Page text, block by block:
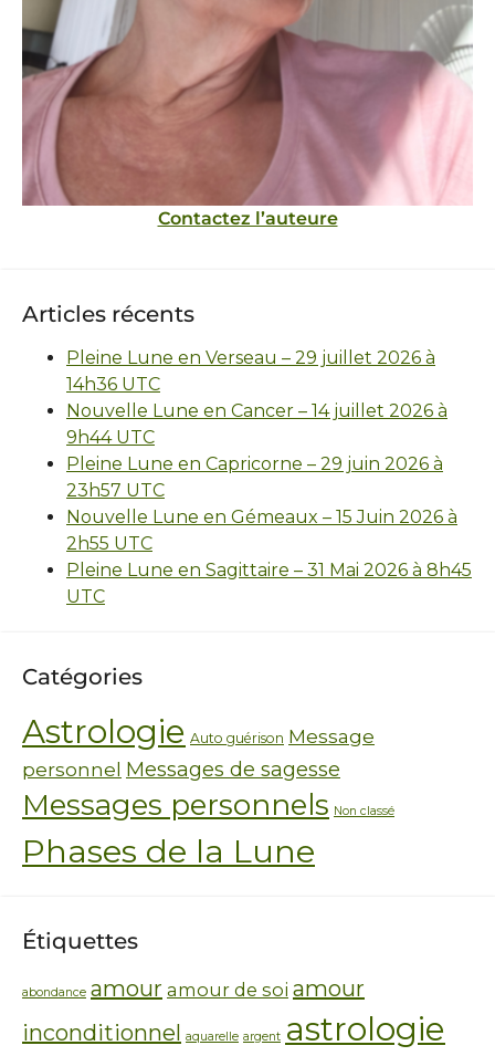
Contactez l’auteure
Articles récents
Pleine Lune en Verseau – 29 juillet 2026 à
14h36 UTC
Nouvelle Lune en Cancer – 14 juillet 2026 à
9h44 UTC
Pleine Lune en Capricorne – 29 juin 2026 à
23h57 UTC
Nouvelle Lune en Gémeaux – 15 Juin 2026 à
2h55 UTC
Pleine Lune en Sagittaire – 31 Mai 2026 à 8h45
UTC
Catégories
Astrologie Auto guérison Message
personnel Messages de sagesse
Messages personnels Non classé
Phases de la Lune
Étiquettes
abondance amour amour de soi amour
inconditionnel aquarelle argent astrologie